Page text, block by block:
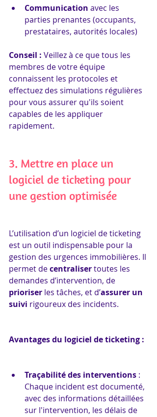
Communication avec les
parties prenantes (occupants,
prestataires, autorités locales)
Conseil : Veillez à ce que tous les
membres de votre équipe
connaissent les protocoles et
effectuez des simulations régulières
pour vous assurer qu'ils soient
capables de les appliquer
rapidement.
3. Mettre en place un
logiciel de ticketing pour
une gestion optimisée
L’utilisation d’un logiciel de ticketing
est un outil indispensable pour la
gestion des urgences immobilières. Il
permet de centraliser toutes les
demandes d’intervention, de
prioriser les tâches, et d’assurer un
suivi rigoureux des incidents.
Avantages du logiciel de ticketing :
Traçabilité des interventions :
Chaque incident est documenté,
avec des informations détaillées
sur l'intervention, les délais de